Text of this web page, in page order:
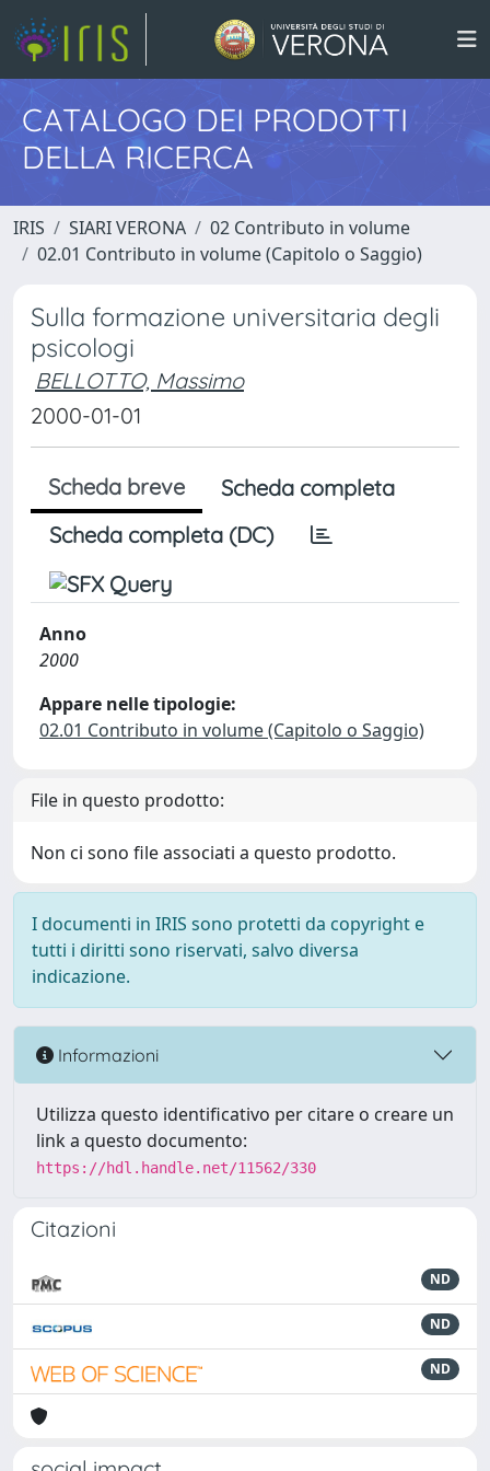
CATALOGO DEI PRODOTTI
DELLA RICERCA
IRIS SIARI VERONA
02 Contributo in volume
02.01 Contributo in volume (Capitolo o Saggio)
Sulla formazione universitaria degli
psicologi
BELLOTTO, Massimo
2000-01-01
Scheda breve
Scheda completa
Scheda completa (DC)
Anno
2000
Appare nelle tipologie:
02.01 Contributo in volume (Capitolo o Saggio)
File in questo prodotto:
Non ci sono file associati a questo prodotto.
I documenti in IRIS sono protetti da copyright e
tutti i diritti sono riservati, salvo diversa
indicazione.
Informazioni
Utilizza questo identificativo per citare o creare un
link a questo documento:
https://hdl.handle.net/11562/330
Citazioni
ND
ND
ND